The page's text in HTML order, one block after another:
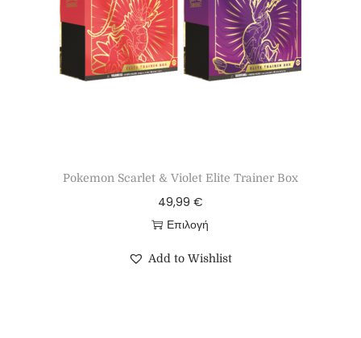
Pokemon Scarlet & Violet Elite Trainer Box
49,99 €
Επιλογή
Add to Wishlist